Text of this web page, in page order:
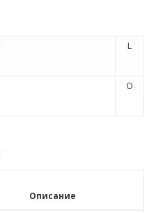
L
O
Описание